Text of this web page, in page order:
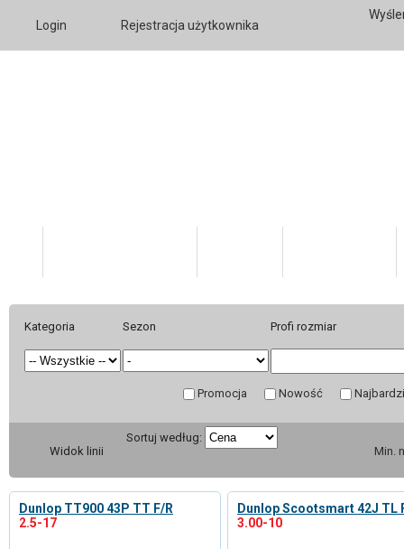
Login Rejestracja użytkownika
Kategoria Sezon Profi rozmiar
Promocja Nowość
Min.
Widok linii
Sortuj według:
Dunlop TT900 43P TT F/R
2.5-17
Dunlop Scootsmart 42J TL
3.00-10